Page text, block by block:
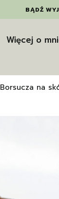
BĄDŹ
Więcej o
Borsucza na